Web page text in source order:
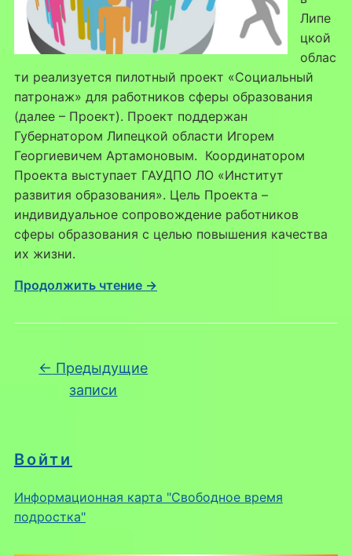
Войти
Информационная карта "Свободное время
подростка"
Липе
цкой
облас
ти реализуется пилотный проект «Социальный
патронаж» для работников сферы образования
(далее – Проект). Проект поддержан
Губернатором Липецкой области Игорем
Георгиевичем Артамоновым. Координатором
Проекта выступает ГАУДПО ЛО «Институт
развития образования». Цель Проекта –
индивидуальное сопровождение работников
сферы образования с целью повышения качества
их жизни.
Продолжить чтение →
Навигация по записям
← Предыдущие
записи